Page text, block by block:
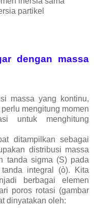
partikel
dengan massa
massa yang kontinu,
mengitung momen
untuk menghitung
ditampilkan sebagai
distribusi massa
tanda sigma (S) pada
integral (ò). Kita
berbagai elemen
poros rotasi (gambar
dinyatakan oleh: